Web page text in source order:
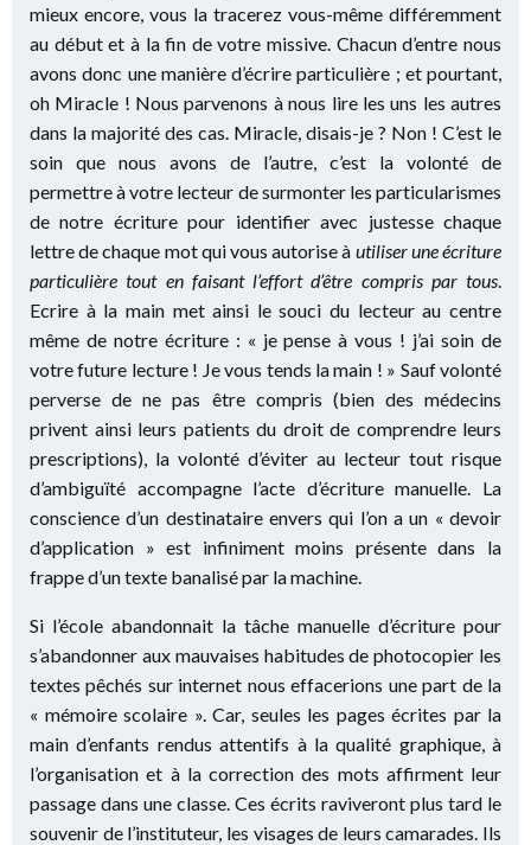
mieux encore, vous la tracerez vous-même différemment
au début et à la fin de votre missive. Chacun d’entre nous
avons donc une manière d’écrire particulière ; et pourtant,
oh Miracle ! Nous parvenons à nous lire les uns les autres
dans la majorité des cas. Miracle, disais-je ? Non ! C’est le
soin que nous avons de l’autre, c’est la volonté de
permettre à votre lecteur de surmonter les particularismes
de notre écriture pour identifier avec justesse chaque
lettre de chaque mot qui vous autorise à utiliser une écriture
particulière tout en faisant l’effort d’être compris par tous.
Ecrire à la main met ainsi le souci du lecteur au centre
même de notre écriture : « je pense à vous ! j’ai soin de
votre future lecture ! Je vous tends la main ! » Sauf volonté
perverse de ne pas être compris (bien des médecins
privent ainsi leurs patients du droit de comprendre leurs
prescriptions), la volonté d’éviter au lecteur tout risque
d’ambiguïté accompagne l’acte d’écriture manuelle. La
conscience d’un destinataire envers qui l’on a un « devoir
d’application » est infiniment moins présente dans la
frappe d’un texte banalisé par la machine.
Si l’école abandonnait la tâche manuelle d’écriture pour
s’abandonner aux mauvaises habitudes de photocopier les
textes pêchés sur internet nous effacerions une part de la
« mémoire scolaire ». Car, seules les pages écrites par la
main d’enfants rendus attentifs à la qualité graphique, à
l’organisation et à la correction des mots affirment leur
passage dans une classe. Ces écrits raviveront plus tard le
souvenir de l’instituteur, les visages de leurs camarades. Ils